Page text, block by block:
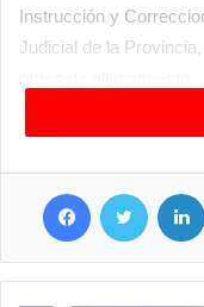
Instrucción y
Judicial de la
Facebook Twitter